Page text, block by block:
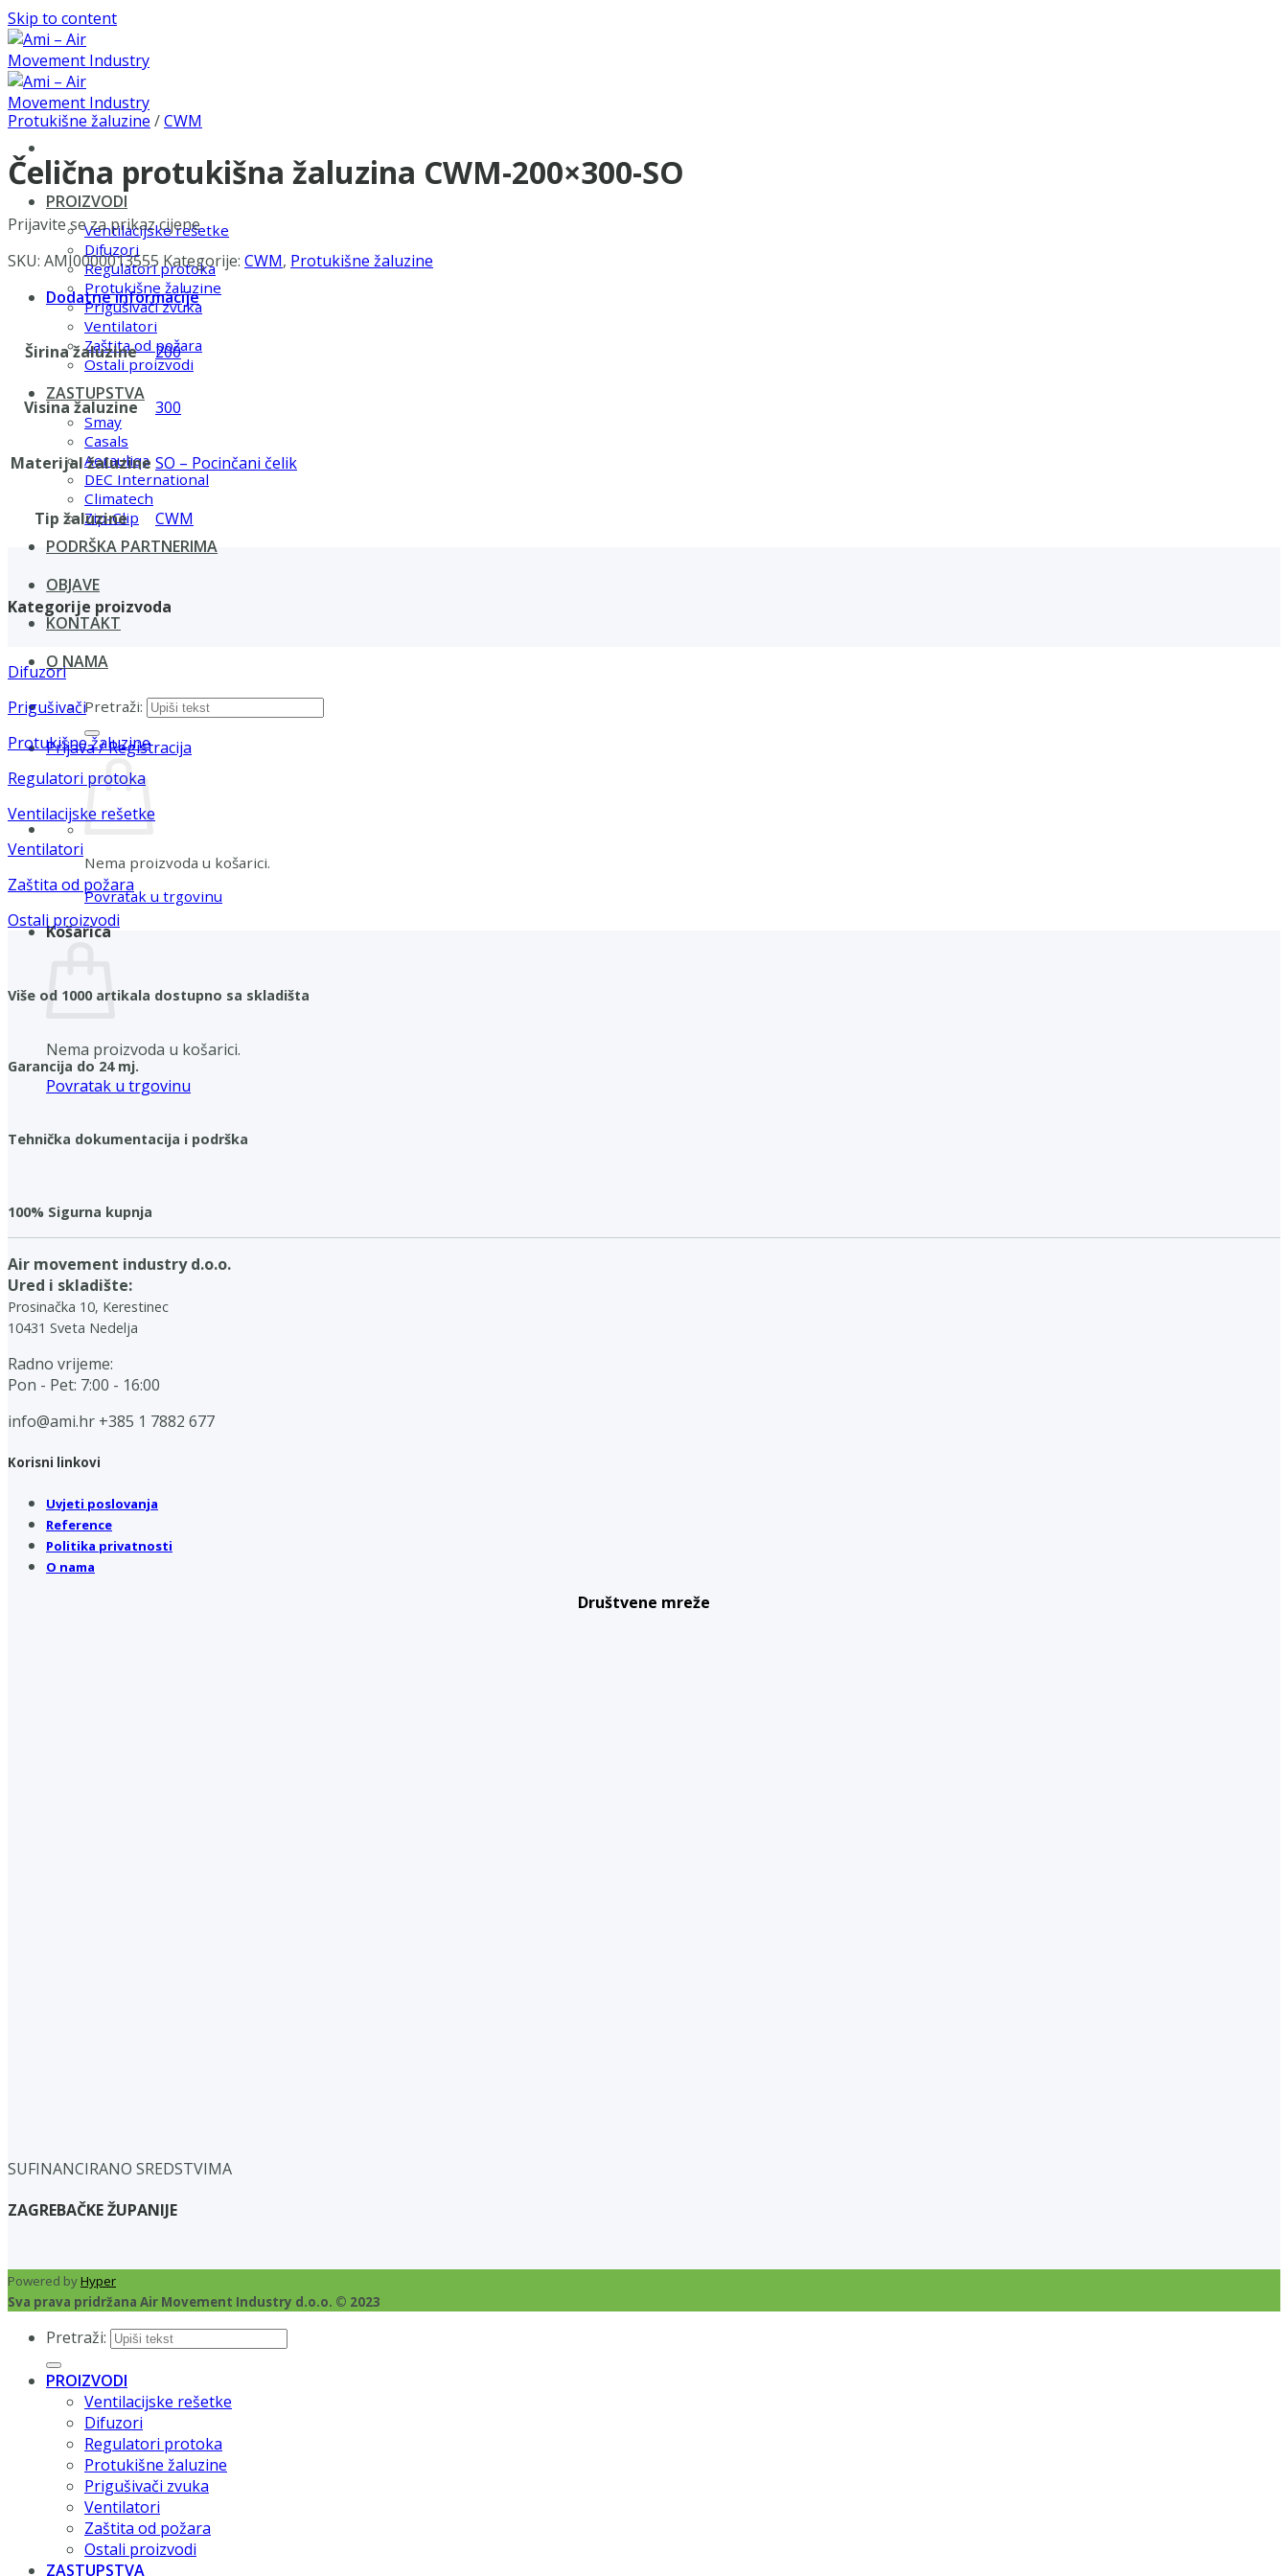
Skip to content
PROIZVODI
Ventilacijske rešetke
Difuzori
Regulatori protoka
Protukišne žaluzine
Prigušivači zvuka
Ventilatori
Zaštita od požara
Ostali proizvodi
ZASTUPSTVA
Smay
Casals
Aerauliqa
DEC International
Climatech
Zip-Clip
PODRŠKA PARTNERIMA
OBJAVE
KONTAKT
O NAMA
Pretraži:
Prijava / Registracija
Nema proizvoda u košarici.
Povratak u trgovinu
Košarica
Nema proizvoda u košarici.
Povratak u trgovinu
Protukišne žaluzine /CWM
Čelična protukišna žaluzina CWM-200×300-SO
Prijavite se za prikaz cijene
SKU: AMI0000013555 Kategorije: CWM, Protukišne žaluzine
Dodatne informacije
Širina žaluzine 200
Visina žaluzine 300
Materijal žaluzine SO – Pocinčani čelik
Tip žaluzine CWM
Kategorije proizvoda
Difuzori
Prigušivači
Protukišne žaluzine
Regulatori protoka
Ventilacijske rešetke
Ventilatori
Zaštita od požara
Ostali proizvodi
Više od 1000 artikala dostupno sa skladišta
Garancija do 24 mj.
Tehnička dokumentacija i podrška
100% Sigurna kupnja
Air movement industry d.o.o.
Ured i skladište:
Prosinačka 10, Kerestinec
10431 Sveta Nedelja
Radno vrijeme:
Pon - Pet: 7:00 - 16:00
info@ami.hr +385 1 7882 677
Korisni linkovi
Uvjeti poslovanja
Reference
Politika privatnosti
O nama
Društvene mreže
SUFINANCIRANO SREDSTVIMA
ZAGREBAČKE ŽUPANIJE
Powered byHyper
Sva prava pridržana Air Movement Industry d.o.o. © 2023
Pretraži:
PROIZVODI
Ventilacijske rešetke
Difuzori
Regulatori protoka
Protukišne žaluzine
Prigušivači zvuka
Ventilatori
Zaštita od požara
Ostali proizvodi
ZASTUPSTVA